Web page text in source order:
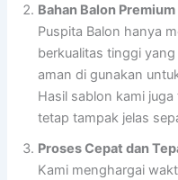
Bahan Balon
Puspita Balon hanya
berkualitas tinggi
aman di gunakan
Hasil sablon kami
tetap tampak jelas
Proses Cepat dan
Kami menghargai